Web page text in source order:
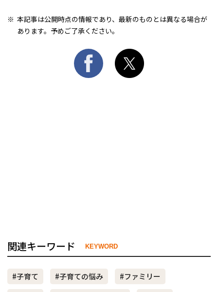
本記事は公開時点の情報であり、最新のものとは異なる場合が
あります。予めご了承ください。
関連キーワード KEYWORD
#子育て #子育ての悩み
#ファミリー